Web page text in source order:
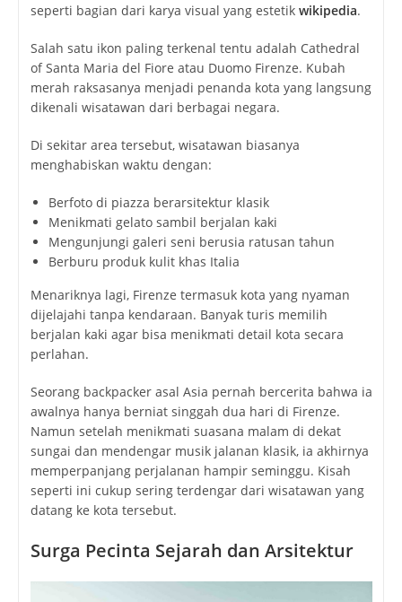
seperti bagian dari karya visual yang estetik wikipedia.
Salah satu ikon paling terkenal tentu adalah Cathedral
of Santa Maria del Fiore atau Duomo Firenze. Kubah
merah raksasanya menjadi penanda kota yang langsung
dikenali wisatawan dari berbagai negara.
Di sekitar area tersebut, wisatawan biasanya
menghabiskan waktu dengan:
Berfoto di piazza berarsitektur klasik
Menikmati gelato sambil berjalan kaki
Mengunjungi galeri seni berusia ratusan tahun
Berburu produk kulit khas Italia
Menariknya lagi, Firenze termasuk kota yang nyaman
dijelajahi tanpa kendaraan. Banyak turis memilih
berjalan kaki agar bisa menikmati detail kota secara
perlahan.
Seorang backpacker asal Asia pernah bercerita bahwa ia
awalnya hanya berniat singgah dua hari di Firenze.
Namun setelah menikmati suasana malam di dekat
sungai dan mendengar musik jalanan klasik, ia akhirnya
memperpanjang perjalanan hampir seminggu. Kisah
seperti ini cukup sering terdengar dari wisatawan yang
datang ke kota tersebut.
Surga Pecinta Sejarah dan Arsitektur